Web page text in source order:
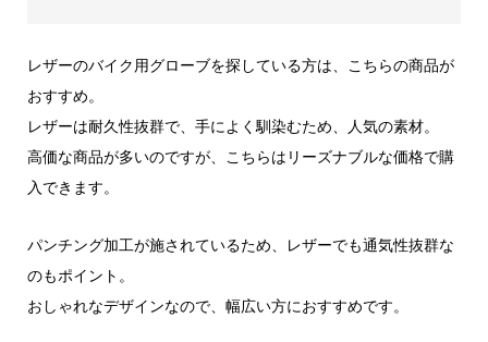
レザーのバイク用グローブを探している方は、こちらの商品が
おすすめ。
レザーは耐久性抜群で、手によく馴染むため、人気の素材。
高価な商品が多いのですが、こちらはリーズナブルな価格で購
入できます。
パンチング加工が施されているため、レザーでも通気性抜群な
のもポイント。
おしゃれなデザインなので、幅広い方におすすめです。